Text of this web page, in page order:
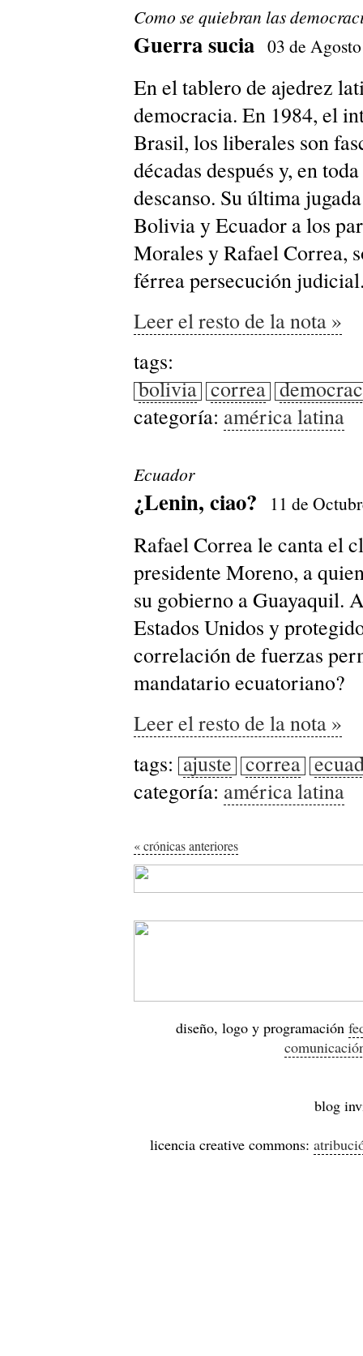
Como se quiebran las
Guerra sucia 03 de
En el tablero de ajedrez
democracia. En 1984, el
Brasil, los liberales son
décadas después y, en
descanso. Su última
Bolivia y Ecuador a los
Morales y Rafael Correa,
férrea persecución
Leer el resto de la nota »
tags:
bolivia correa
categoría: américa latina
Ecuador
¿Lenin, ciao? 11 de
Rafael Correa le canta el
presidente Moreno, a
su gobierno a Guayaquil.
Estados Unidos y
correlación de fuerzas
mandatario ecuatoriano?
Leer el resto de la nota »
tags: ajuste correa
categoría: américa latina
« crónicas anteriores
diseño, logo y programación
blog
licencia creative commons: